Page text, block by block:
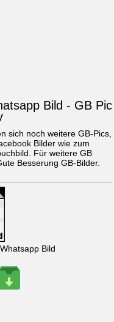
Bild - GB Pic
sich noch weitere GB-Pics,
Bilder wie zum
. Für weitere GB
Besserung GB-Bilder.
Bild